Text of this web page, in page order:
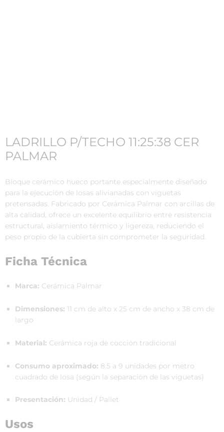
LADRILLO P/TECHO 11:25:38 CER
PALMAR
Bloque cerámico hueco portante especialmente diseñado
para la ejecución de losas alivianadas con viguetas
pretensadas. Fabricado por Cerámica Palmar con arcillas de
alta calidad, ofrece un excelente equilibrio entre resistencia
estructural, aislamiento térmico y ligereza, reduciendo el
peso propio de la cubierta sin comprometer la seguridad.
Ficha Técnica
Marca: Cerámica Palmar
Dimensiones: 11 cm de alto x 25 cm de ancho x 38 cm de
largo
Material: Cerámica roja de cocción tradicional
Consumo aproximado: 8.5 a 9 unidades por metro
cuadrado de losa (según la separación de las viguetas)
Presentación: Unidad / Pallet
Usos